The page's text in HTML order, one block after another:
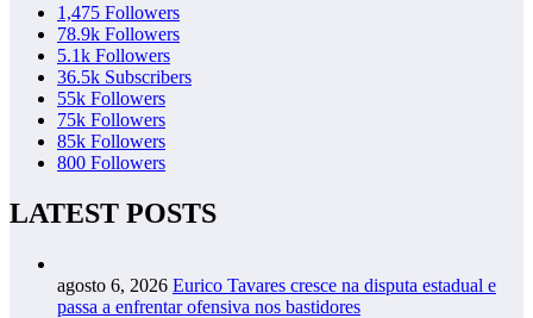
1,475 Followers
78.9k Followers
5.1k Followers
36.5k Subscribers
55k Followers
75k Followers
85k Followers
800 Followers
LATEST POSTS
agosto 6, 2026 Eurico Tavares cresce na disputa estadual e
passa a enfrentar ofensiva nos bastidores